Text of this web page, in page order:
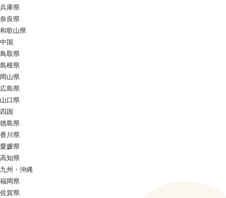
兵庫県
奈良県
和歌山県
中国
鳥取県
島根県
岡山県
広島県
山口県
四国
徳島県
香川県
愛媛県
高知県
九州・沖縄
福岡県
佐賀県